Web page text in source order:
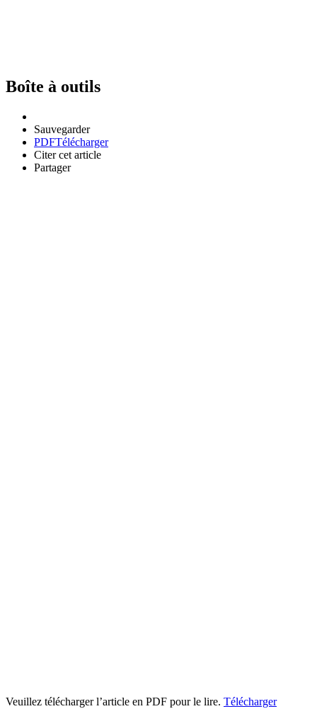
Boîte à outils
Sauvegarder
PDFTélécharger
Citer cet article
Partager
Veuillez télécharger l’article en PDF pour le lire. Télécharger